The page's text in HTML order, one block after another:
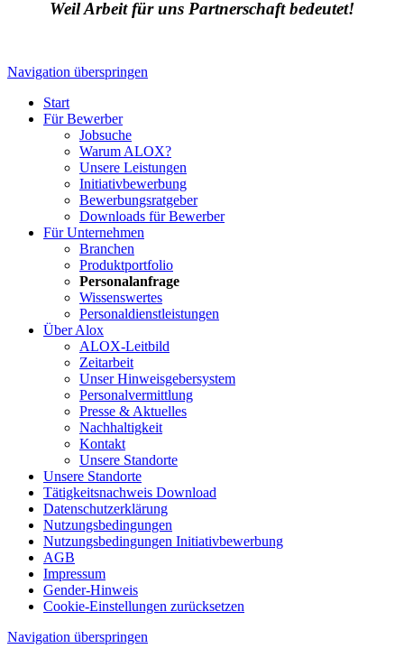
Weil Arbeit für uns Partnerschaft bedeutet!
Navigation überspringen
Start
Für Bewerber
Jobsuche
Warum ALOX?
Unsere Leistungen
Initiativbewerbung
Bewerbungsratgeber
Downloads für Bewerber
Für Unternehmen
Branchen
Produktportfolio
Personalanfrage
Wissenswertes
Personaldienstleistungen
Über Alox
ALOX-Leitbild
Zeitarbeit
Unser Hinweisgebersystem
Personalvermittlung
Presse & Aktuelles
Nachhaltigkeit
Kontakt
Unsere Standorte
Unsere Standorte
Tätigkeitsnachweis Download
Datenschutzerklärung
Nutzungsbedingungen
Nutzungsbedingungen Initiativbewerbung
AGB
Impressum
Gender-Hinweis
Cookie-Einstellungen zurücksetzen
Navigation überspringen